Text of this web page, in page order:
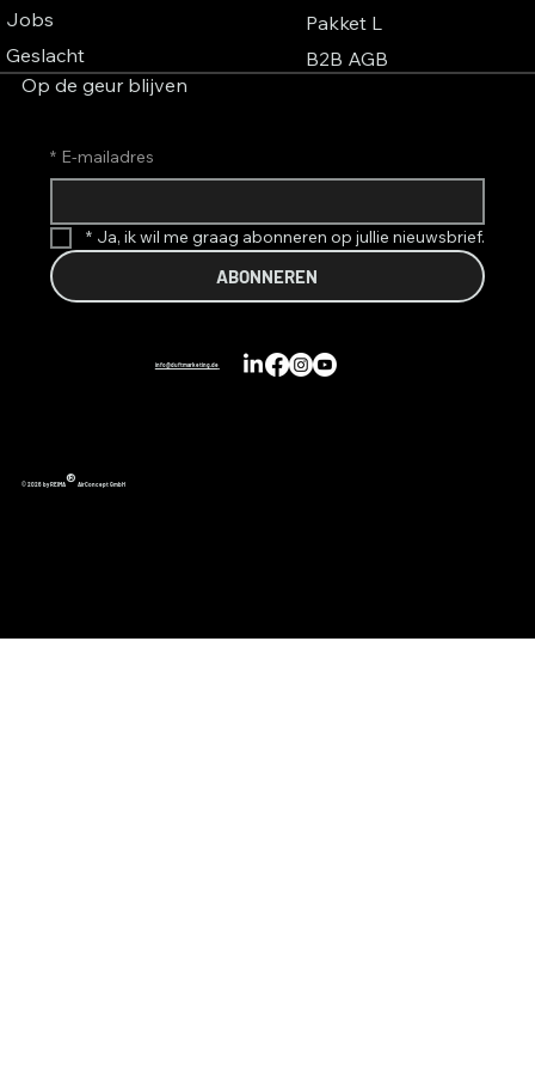
Jobs
Geslacht
Pakket L
B2B AGB
Op de geur blijven
* E-mailadres
* Ja, ik wil me graag abonneren op jullie nieuwsbrief.
ABONNEREN
info@duftmarketing.de
© 2026 by REIMA® AirConcept GmbH